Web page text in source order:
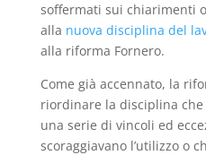
soffermati sui chiarimenti
alla nuova disciplina del
alla riforma Fornero.
Come già accennato, la
riordinare la disciplina
una serie di vincoli ed
scoraggiavano l’utilizzo o